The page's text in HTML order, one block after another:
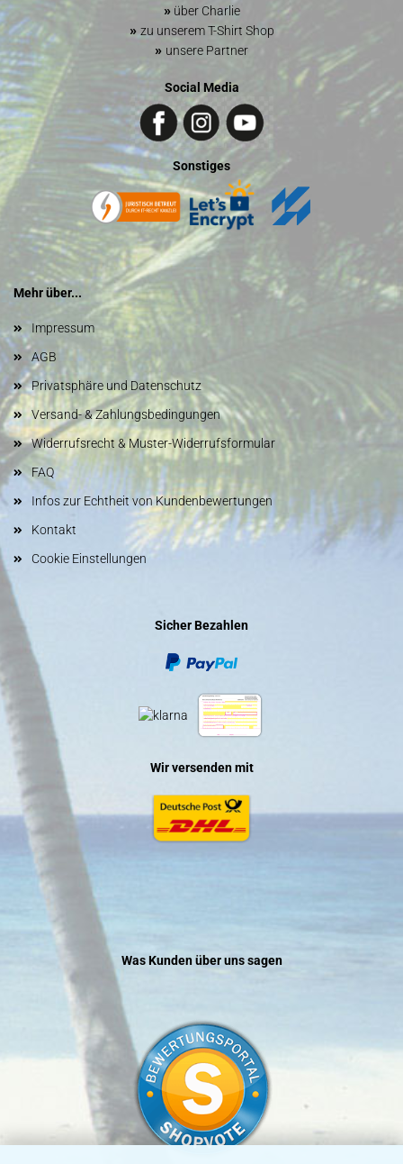
» über Charlie
» zu unserem T-Shirt Shop
» unsere Partner
Social Media
Sonstiges
Mehr über...
Impressum
AGB
Privatsphäre und Datenschutz
Versand- & Zahlungsbedingungen
Widerrufsrecht & Muster-Widerrufsformular
FAQ
Infos zur Echtheit von Kundenbewertungen
Kontakt
Cookie Einstellungen
Sicher Bezahlen
Wir versenden mit
Was Kunden über uns sagen